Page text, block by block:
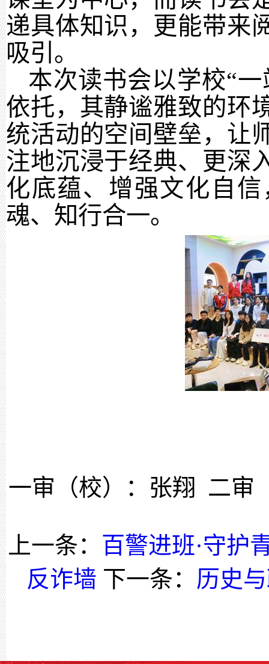
递具体知识，更能带来
吸引。
本次读书会以学校“
依托，其静谧雅致的环
统活动的空间壁垒，让
注地沉浸于经典、更深
化底蕴、增强文化自
魂、知行合一。
一审（校）：张翔 二审
上一条： 百警进班·守护
反诈墙 下一条： 历史